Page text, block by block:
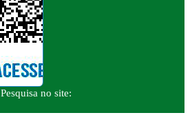
Pesquisa no site: